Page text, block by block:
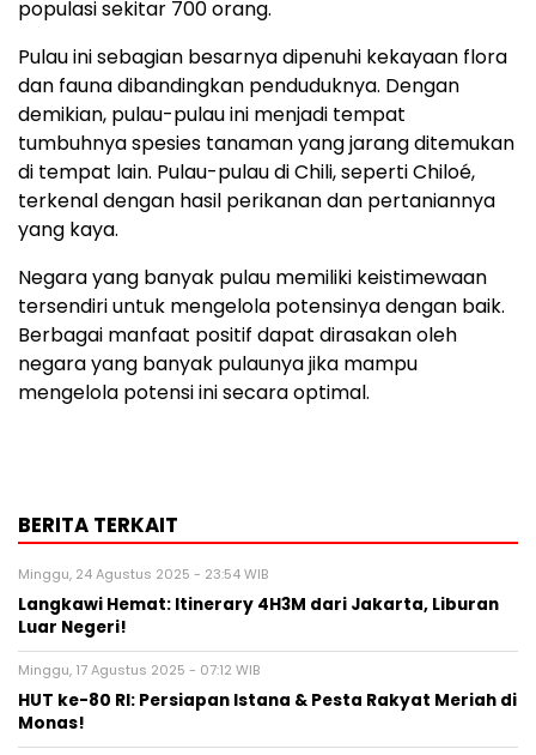
populasi sekitar 700 orang.
Pulau ini sebagian besarnya dipenuhi kekayaan flora
dan fauna dibandingkan penduduknya. Dengan
demikian, pulau-pulau ini menjadi tempat
tumbuhnya spesies tanaman yang jarang ditemukan
di tempat lain. Pulau-pulau di Chili, seperti Chiloé,
terkenal dengan hasil perikanan dan pertaniannya
yang kaya.
Negara yang banyak pulau memiliki keistimewaan
tersendiri untuk mengelola potensinya dengan baik.
Berbagai manfaat positif dapat dirasakan oleh
negara yang banyak pulaunya jika mampu
mengelola potensi ini secara optimal.
BERITA TERKAIT
Minggu, 24 Agustus 2025 - 23:54 WIB
Langkawi Hemat: Itinerary 4H3M dari Jakarta, Liburan
Luar Negeri!
Minggu, 17 Agustus 2025 - 07:12 WIB
HUT ke-80 RI: Persiapan Istana & Pesta Rakyat Meriah di
Monas!